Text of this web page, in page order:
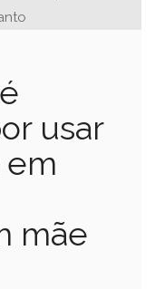
usar
mãe